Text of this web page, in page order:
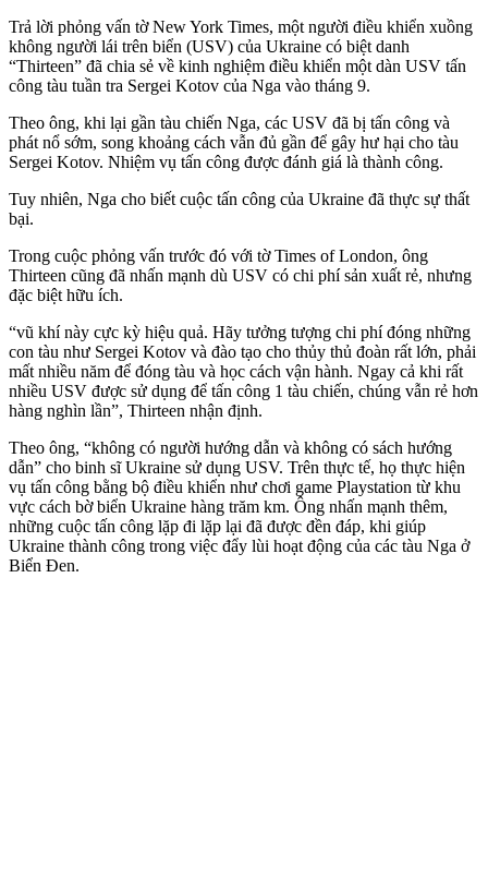
Trả lời phỏng vấn tờ New York Times, một người điều khiển xuồng
không người lái trên biển (USV) của Ukraine có biệt danh
“Thirteen” đã chia sẻ về kinh nghiệm điều khiển một dàn USV tấn
công tàu tuần tra Sergei Kotov của Nga vào tháng 9.
Theo ông, khi lại gần tàu chiến Nga, các USV đã bị tấn công và
phát nổ sớm, song khoảng cách vẫn đủ gần để gây hư hại cho tàu
Sergei Kotov. Nhiệm vụ tấn công được đánh giá là thành công.
Tuy nhiên, Nga cho biết cuộc tấn công của Ukraine đã thực sự thất
bại.
Trong cuộc phỏng vấn trước đó với tờ Times of London, ông
Thirteen cũng đã nhấn mạnh dù USV có chi phí sản xuất rẻ, nhưng
đặc biệt hữu ích.
“vũ khí này cực kỳ hiệu quả. Hãy tưởng tượng chi phí đóng những
con tàu như Sergei Kotov và đào tạo cho thủy thủ đoàn rất lớn, phải
mất nhiều năm để đóng tàu và học cách vận hành. Ngay cả khi rất
nhiều USV được sử dụng để tấn công 1 tàu chiến, chúng vẫn rẻ hơn
hàng nghìn lần”, Thirteen nhận định.
Theo ông, “không có người hướng dẫn và không có sách hướng
dẫn” cho binh sĩ Ukraine sử dụng USV. Trên thực tế, họ thực hiện
vụ tấn công bằng bộ điều khiển như chơi game Playstation từ khu
vực cách bờ biển Ukraine hàng trăm km. Ông nhấn mạnh thêm,
những cuộc tấn công lặp đi lặp lại đã được đền đáp, khi giúp
Ukraine thành công trong việc đẩy lùi hoạt động của các tàu Nga ở
Biển Đen.